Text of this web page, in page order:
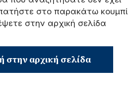
στο παρακάτω κουμπί
στην αρχική σελίδα
στην αρχική σελίδα